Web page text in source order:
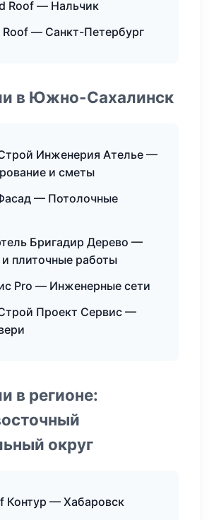
Roof — Нальчик
Roof — Санкт-Петербург
в Южно-Сахалинск
Инженерия Ателье —
и сметы
— Потолочные
Бригадир Дерево —
плиточные работы
Pro — Инженерные сети
Проект Сервис —
в регионе:
округ
Контур — Хабаровск